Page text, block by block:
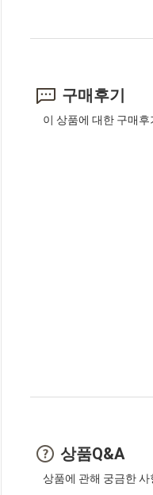
구매후기
이 상품에 대한 구매
상품Q&A
상품에 관해 궁금한